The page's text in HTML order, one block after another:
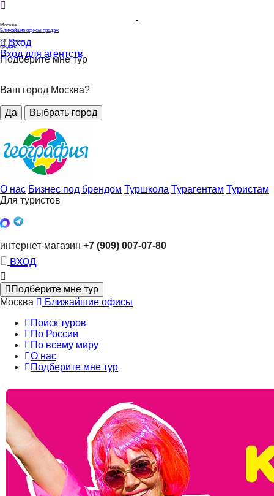
Москва
Ближайшие офисы продаж
320 офисов
продаж
Вход
Вход для агентств
Подберите мне тур
Ваш город Москва?
Да Выбрать город
О нас Бизнес под брендом Туршкола Турагентам Туристам
Для туристов
интернет-магазин +7 (909) 007-07-80
вход
Подберите мне тур
Москва
Ближайшие офисы
Поиск туров
По России
По всему миру
О нас
Подберите мне тур